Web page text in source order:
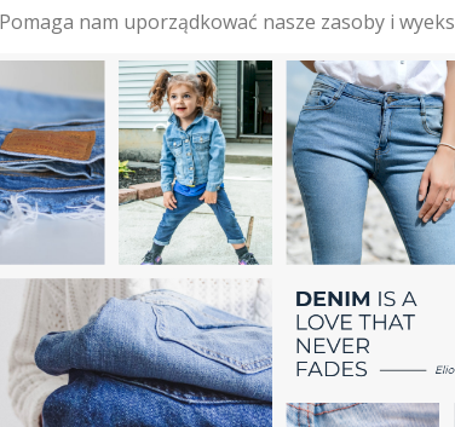
nam uporządkować nasze zasoby i